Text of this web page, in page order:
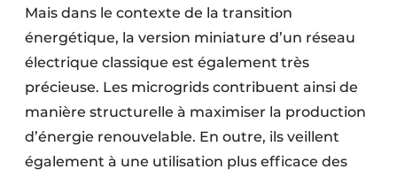
Mais dans le contexte de la transition
énergétique, la version miniature d’un réseau
électrique classique est également très
précieuse. Les microgrids contribuent ainsi de
manière structurelle à maximiser la production
d’énergie renouvelable. En outre, ils veillent
également à une utilisation plus efficace des